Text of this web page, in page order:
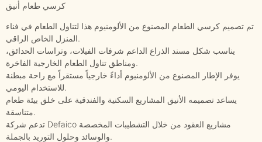
كرسي طعام أنيق
تم تصميم كرسي الطعام المصنوع من الألومنيوم هذا لتناول الطعام في فناء
المنزل الخاص الراقي.
يناسب شكل مسند الذراع الداعم شرفات الفيلات، وتراسات الحدائق،
ومناطق تناول الطعام الخارجية الفاخرة.
يوفر الإطار المصنوع من الألومنيوم أداءً خارجياً مستقراً مع راحة مبطنة
للاستخدام اليومي.
يساعد تصميمه الأنيق المشاريع السكنية والفندقية على خلق بيئة طعام
متناسقة.
تدعم شركة Defaico مشاريع العقود من خلال التشطيبات المخصصة
والوسائد وحلول التوريد بالجملة.